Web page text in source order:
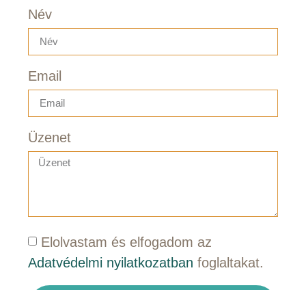
Név
Email
Üzenet
Elolvastam és elfogadom az
Adatvédelmi nyilatkozatban foglaltakat.